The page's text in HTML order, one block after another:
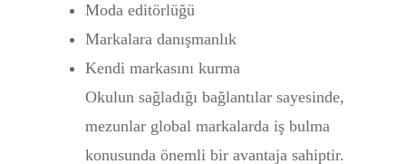
Moda editörlüğü
Markalara danışmanlık
Kendi markasını kurma
Okulun sağladığı bağlantılar sayesinde,
mezunlar global markalarda iş bulma
konusunda önemli bir avantaja sahiptir.